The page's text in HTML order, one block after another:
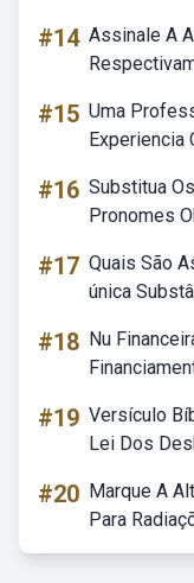
#14 Assinale A
#15 Uma
Experiencia
#16 Substitua
Pronomes
#17 Quais São
única
#18 Nu
#19 Versículo
Lei Dos
#20 Marque A
Para